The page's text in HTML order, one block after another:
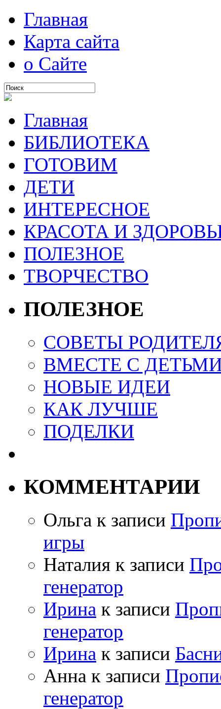
Главная
Карта сайта
о Сайте
Главная
БИБЛИОТЕКА
ГОТОВИМ
ДЕТИ
ИНТЕРЕСНОЕ
КРАСОТА И
ПОЛЕЗНОЕ
ТВОРЧЕСТВО
ПОЛЕЗНОЕ
СОВЕТЫ
ВМЕСТЕ С
НОВЫЕ ИДЕИ
КАК ЛУЧШЕ
ПОДЕЛКИ
КОММЕНТАРИИ
Ольга к записи
игры
Наталия к записи
генератор
Ирина к записи
генератор
Ирина к записи
Анна к записи
генератор